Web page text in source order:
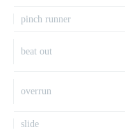
pinch runner
beat out
overrun
slide